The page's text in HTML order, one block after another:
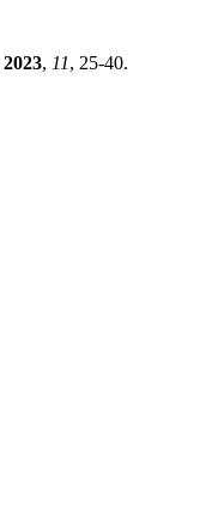
2023, 11, 25-40.